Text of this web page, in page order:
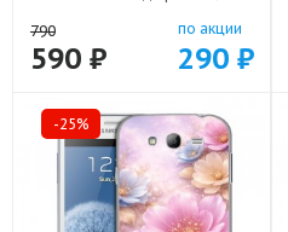
790
590 ₽
по акции
290 ₽
-25%